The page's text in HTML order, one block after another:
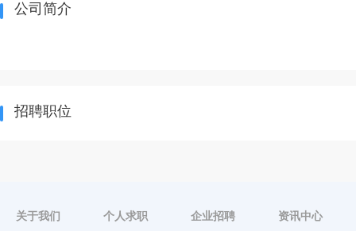
公司简介
招聘职位
关于我们
个人求职
企业招聘
资讯中心